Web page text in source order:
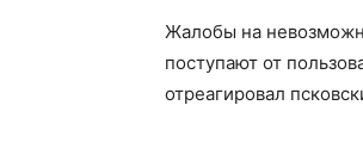
Жалобы на
поступают от
отреагировал